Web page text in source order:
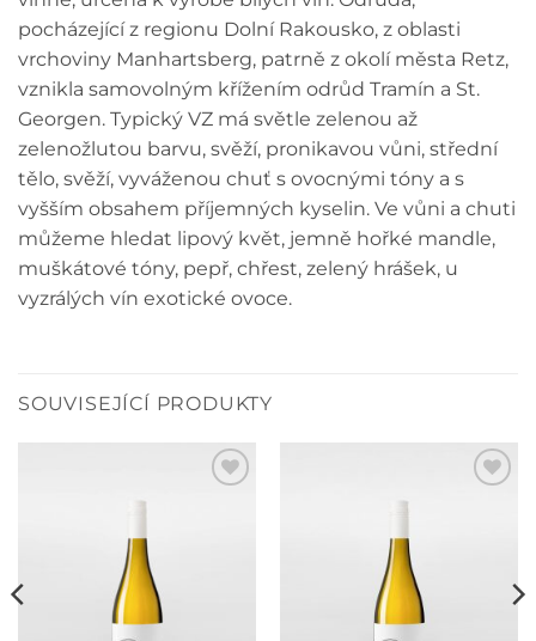
pocházející z regionu Dolní Rakousko, z oblasti
vrchoviny Manhartsberg, patrně z okolí města Retz,
vznikla samovolným křížením odrůd Tramín a St.
Georgen. Typický VZ má světle zelenou až
zelenožlutou barvu, svěží, pronikavou vůni, střední
tělo, svěží, vyváženou chuť s ovocnými tóny a s
vyšším obsahem příjemných kyselin. Ve vůni a chuti
můžeme hledat lipový květ, jemně hořké mandle,
muškátové tóny, pepř, chřest, zelený hrášek, u
vyzrálých vín exotické ovoce.
SOUVISEJÍCÍ PRODUKTY